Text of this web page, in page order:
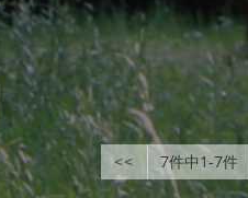
<< 7件中1-7件